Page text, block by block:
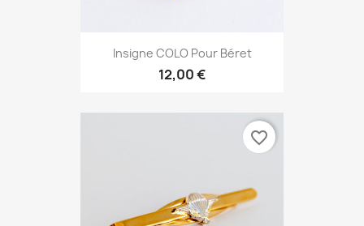
Insigne COLO Pour Béret
12,00 €
favorite_border